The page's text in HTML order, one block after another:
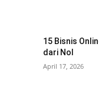
15 Bisnis
dari Nol
April 17, 2026